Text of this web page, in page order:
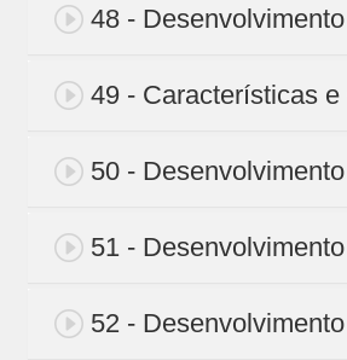
48 -
49 - Características
50 -
51 -
52 -